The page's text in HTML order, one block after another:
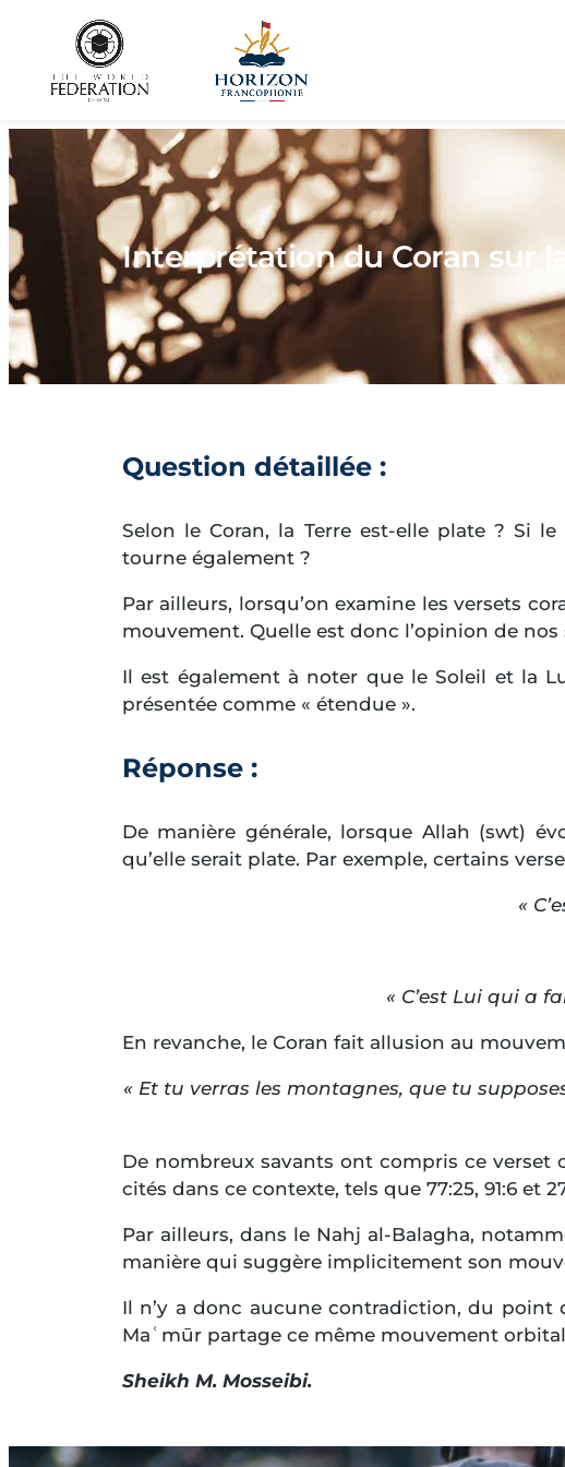
Interprétation du Coran sur
Question détaillée :
Selon le Coran, la Terre est-elle plate ? Si
tourne également ?
Par ailleurs, lorsqu’on examine les versets
mouvement. Quelle est donc l’opinion de nos
Il est également à noter que le Soleil et la
présentée comme « étendue ».
Réponse :
De manière générale, lorsque Allah (swt)
qu’elle serait plate. Par exemple, certains
«
« C’est Lui qui a
En revanche, le Coran fait allusion au
« Et tu verras les montagnes, que tu
De nombreux savants ont compris ce
cités dans ce contexte, tels que 77:25, 91:6 et
Par ailleurs, dans le Nahj al-Balagha,
manière qui suggère implicitement son
Il n’y a donc aucune contradiction, du point
Maʿmūr partage ce même mouvement
Sheikh M. Mosseibi.